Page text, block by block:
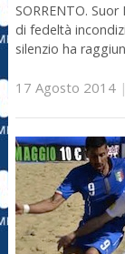
SORRENTO.
di fedeltà
silenzio ha
17 Agosto 2014|